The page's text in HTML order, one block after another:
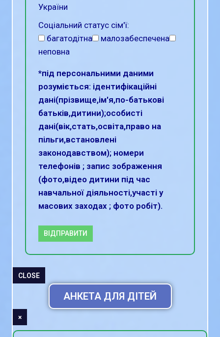
України
Соціальний статус сім'ї:
багатодітна
малозабеспечена
неповна
*під персональними даними
розуміється: ідентифікаційні
дані(прізвище,ім'я,по-батькові
батьків,дитини);особисті
дані(вік,стать,освіта,право на
пільги,встановлені
законодавством); номери
телефонів ; запис зображення
(фото,відео дитини під час
навчальної діяльності,участі у
масових заходах ; фото робіт).
ВІДПРАВИТИ
CLOSE
АНКЕТА ДЛЯ ДІТЕЙ
×